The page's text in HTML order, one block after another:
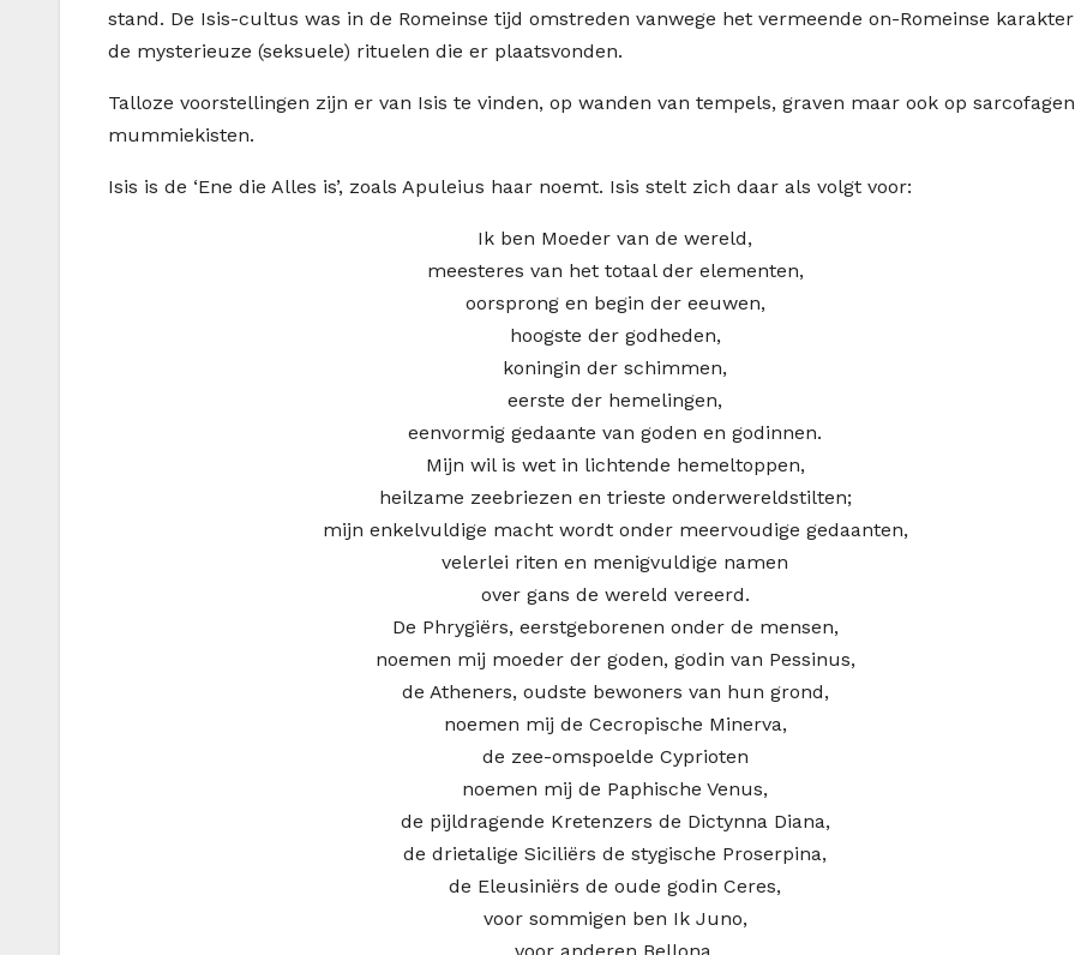
stand. De Isis-cultus was in de Romeinse tijd omstreden vanwege het vermeende on-Romeinse
de mysterieuze (seksuele) rituelen die er plaatsvonden.
Talloze voorstellingen zijn er van Isis te vinden, op wanden van tempels, graven maar ook op
mummiekisten.
Isis is de ‘Ene die Alles is’, zoals Apuleius haar noemt. Isis stelt zich daar als volgt voor:
Ik ben Moeder van de wereld,
meesteres van het totaal der elementen,
oorsprong en begin der eeuwen,
hoogste der godheden,
koningin der schimmen,
eerste der hemelingen,
eenvormig gedaante van goden en godinnen.
Mijn wil is wet in lichtende hemeltoppen,
heilzame zeebriezen en trieste onderwereldstilten;
mijn enkelvuldige macht wordt onder meervoudige gedaanten,
velerlei riten en menigvuldige namen
over gans de wereld vereerd.
De Phrygiërs, eerstgeborenen onder de mensen,
noemen mij moeder der goden, godin van Pessinus,
de Atheners, oudste bewoners van hun grond,
noemen mij de Cecropische Minerva,
de zee-omspoelde Cyprioten
noemen mij de Paphische Venus,
de pijldragende Kretenzers de Dictynna Diana,
de drietalige Siciliërs de stygische Proserpina,
de Eleusiniërs de oude godin Ceres,
voor sommigen ben Ik Juno,